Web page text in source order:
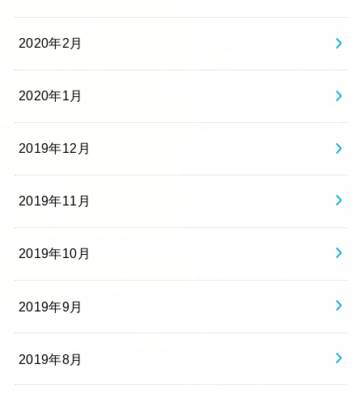
2020年2月
2020年1月
2019年12月
2019年11月
2019年10月
2019年9月
2019年8月